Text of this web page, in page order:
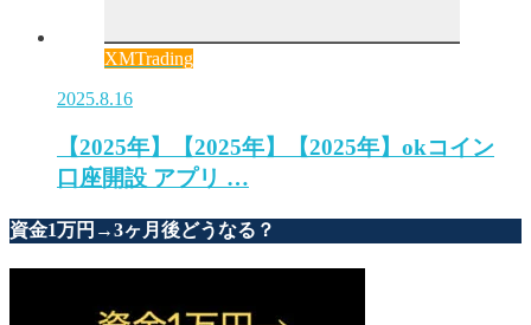
XMTrading
2025.8.16
【2025年】【2025年】【2025年】okコイン
口座開設 アプリ …
資金1万円→3ヶ月後どうなる？